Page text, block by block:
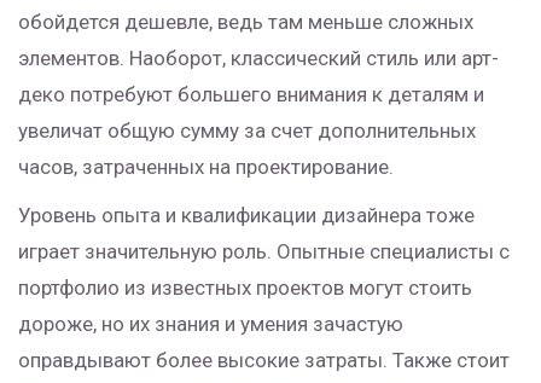
обойдется дешевле, ведь там меньше сложных
элементов. Наоборот, классический стиль или арт-
деко потребуют большего внимания к деталям и
увеличат общую сумму за счет дополнительных
часов, затраченных на проектирование.
Уровень опыта и квалификации дизайнера тоже
играет значительную роль. Опытные специалисты с
портфолио из известных проектов могут стоить
дороже, но их знания и умения зачастую
оправдывают более высокие затраты. Также стоит